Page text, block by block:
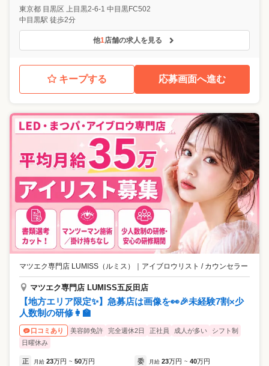
東京都 目黒区 上目黒2-6-1 中目黒FC502
中目黒駅 徒歩2分
他1店舗の求人を見る
キープする 応募画面へ進む
マツエク専門店 LUMISS（ルミス） アイブロウリスト / カウンセラー
マツエク専門店 LUMISS五反田店
【地方エリア限定✨】急募店は画像を👀🎉未経験7割×少
人数制の研修👩‍🏫
口コミあり 美容師免許 完全週休2日 正社員 成人が多い
シフト制
日曜休み
正 月給 23万円 ~ 50万円 委 月給 23万円 ~ 40万円